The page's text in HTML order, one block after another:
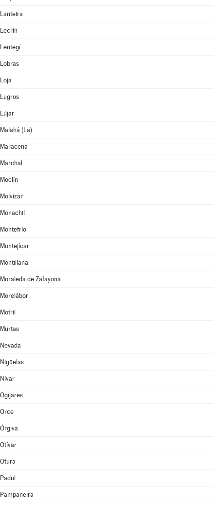
Lanteira
Lecrín
Lentegí
Lobras
Loja
Lugros
Lújar
Malahá (La)
Maracena
Marchal
Moclín
Molvízar
Monachil
Montefrío
Montejícar
Montillana
Moraleda de Zafayona
Morelábor
Motril
Murtas
Nevada
Nigüelas
Nívar
Ogíjares
Orce
Órgiva
Otívar
Otura
Padul
Pampaneira